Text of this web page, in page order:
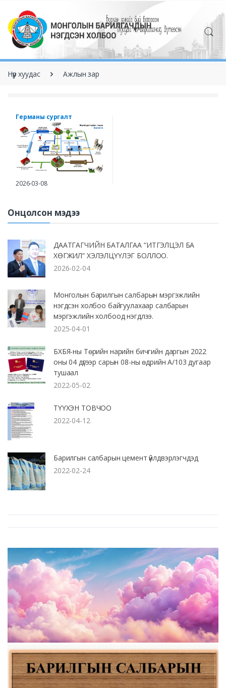
Нүүр хуудас Ажлын зар
Германы сургалт
2026-03-08
Онцолсон мэдээ
ДААТГАГЧИЙН БАТАЛГАА “ИТГЭЛЦЭЛ БА
ХӨГЖИЛ” ХЭЛЭЛЦҮҮЛЭГ БОЛЛОО.
2026-02-04
Монголын барилгын салбарын мэргэжлийн
нэгдсэн холбоо байгуулахаар салбарын
мэргэжлийн холбоод нэгдлээ.
2025-04-01
БХБЯ-ны Төрийн нарийн бичгийн даргын 2022
оны 04 дүгээр сарын 08-ны өдрийн А/103 дугаар
тушаал
2022-05-02
ТҮҮХЭН ТОВЧОО
2022-04-12
Барилгын салбарын цемент үйлдвэрлэгчдэд
2022-02-24